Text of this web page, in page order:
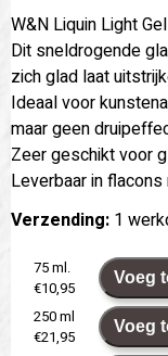
W&N Liquin Light
Dit sneldrogende
zich glad laat
Ideaal voor
maar geen
Zeer geschikt voor
Leverbaar in
Verzending: 1
75 ml.
€10,95
Voeg
250 ml
€21,95
Voeg